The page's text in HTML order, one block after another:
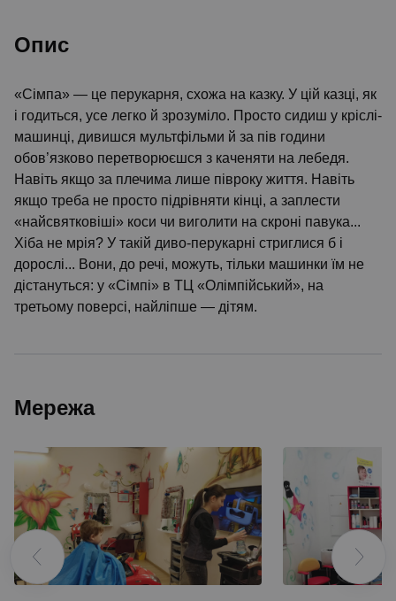
Опис
«Сімпа» — це перукарня, схожа на казку. У цій казці, як
і годиться, усе легко й зрозуміло. Просто сидиш у кріслі-
машинці, дивишся мультфільми й за пів години
обов’язково перетворюєшся з каченяти на лебедя.
Навіть якщо за плечима лише півроку життя. Навіть
якщо треба не просто підрівняти кінці, а заплести
«найсвятковіші» коси чи виголити на скроні павука...
Хіба не мрія? У такій диво-перукарні стриглися б і
дорослі... Вони, до речі, можуть, тільки машинки їм не
дістануться: у «Сімпі» в ТЦ «Олімпійський», на
третьому поверсі, найліпше — дітям.
Мережа